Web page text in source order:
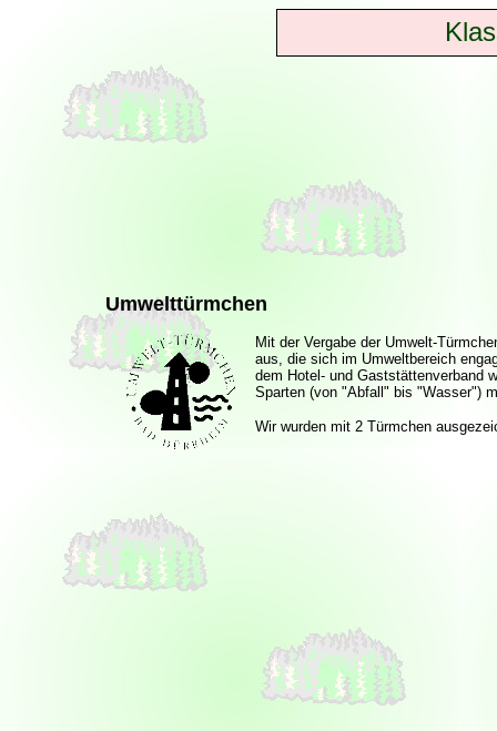
Umwelttürmchen
Mit der Vergabe der Umwelt-
aus, die sich im Umweltbereich
dem Hotel- und Gaststättenverband
Sparten (von "Abfall" bis "Wasser")
Wir wurden mit 2 Türmchen